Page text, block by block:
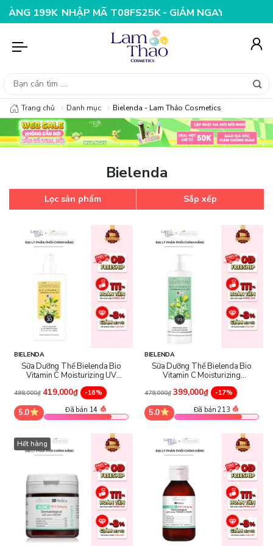
199K NHẬP MÃ T08FS25K - GIẢM NGAY 25K CHO ĐƠN
Trang chủ Danh mục Bielenda - Lam Thảo Cosmetics
Bielenda
Lọc sản phẩm Sắp xếp
BIELENDA
Sữa Dưỡng Thể Bielenda Bio
Vitamin C Moisturizing UV
Protective Body Milk With SPF30
498,000₫ 419,000₫ -16%
5.0 Đã bán 14
BIELENDA
Sữa Dưỡng Thể Bielenda Bio
Vitamin C Moisturizing
Brightening Body Milk With
Niacinamide
479,000₫ 399,000₫ -17%
5.0 Đã bán 213
Hết hàng